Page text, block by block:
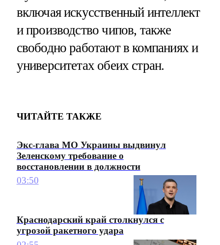
включая искусственный интеллект
и производство чипов, также
свободно работают в компаниях и
университетах обеих стран.
ЧИТАЙТЕ ТАКЖЕ
Экс-глава МО Украины выдвинул
Зеленскому требование о
восстановлении в должности
03:50
Краснодарский край столкнулся с
угрозой ракетного удара